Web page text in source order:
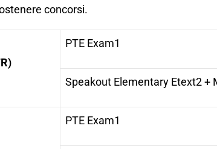
concorsi.
PTE Exam1
Speakout Elementary Etext2+
PTE Exam1